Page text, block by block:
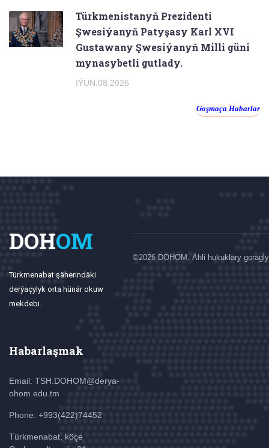
Türkmenistanyň Prezidenti
Şwesiýanyň Patyşasy Karl XVI
Gustawany Şwesiýanyň Milli güni
mynasybetli gutlady.
IÝUN.08.2026
Goşmaça Habarlar
DOHOM
Türkmenabat şäherindäki
derýaçylyk orta hünär okuw
mekdebi.
Habarlaşmak
Email: TSH.DOHOM@derya-
ohom.edu.tm
Phone: +993(422)74452
Türkmenabat, köçe
©2026 DOHOM. Ähli hukuklary goragly